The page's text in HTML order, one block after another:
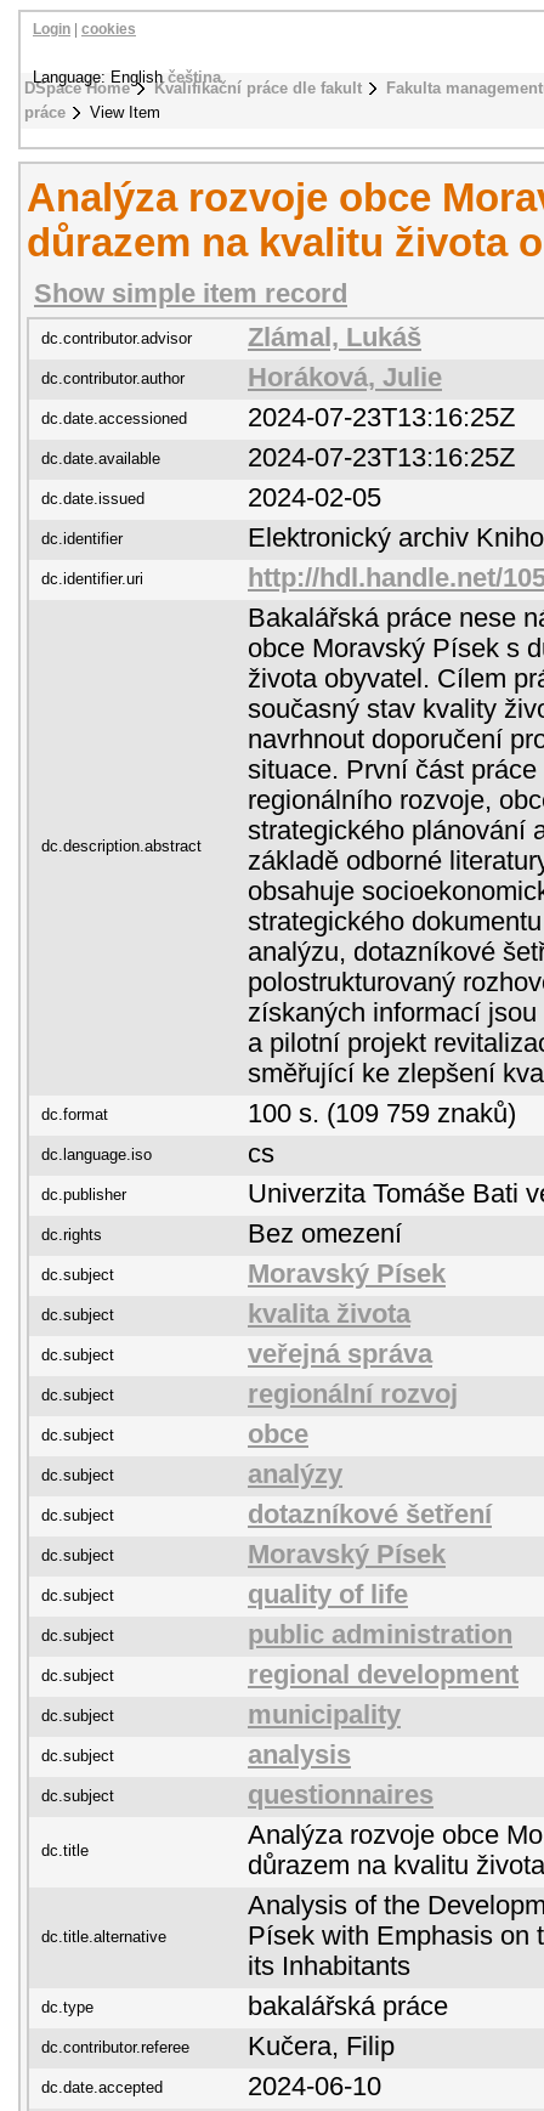
DSpace Home Kvalifikační práce dle fakult
Fakulta
práce
View Item
Login cookies
Language: Englishčeština
Analýza rozvoje obce
důrazem na kvalitu života
Show simple item record
dc.contributor.advisor Zlámal, Lukáš
dc.contributor.author Horáková, Julie
dc.date.accessioned 2024-07-23T13:16:25Z
dc.date.available 2024-07-23T13:16:25Z
dc.date.issued 2024-02-05
dc.identifier Elektronický archiv
dc.identifier.uri http://hdl.handle.net/
dc.description.abstract
Bakalářská práce nese
obce Moravský Písek s
života obyvatel. Cílem
současný stav kvality
navrhnout doporučení
situace. První část
regionálního rozvoje,
strategického plánování
základě odborné
obsahuje
strategického
analýzu, dotazníkové
polostrukturovaný
získaných informací
a pilotní projekt
směřující ke zlepšení
dc.format 100 s. (109 759 znaků)
dc.language.iso cs
dc.publisher Univerzita Tomáše Bati
dc.rights Bez omezení
dc.subject Moravský Písek
dc.subject kvalita života
dc.subject veřejná správa
dc.subject regionální rozvoj
dc.subject obce
dc.subject analýzy
dc.subject dotazníkové šetření
dc.subject Moravský Písek
dc.subject quality of life
dc.subject public administration
dc.subject regional development
dc.subject municipality
dc.subject analysis
dc.subject questionnaires
dc.title
Analýza rozvoje obce
důrazem na kvalitu
dc.title.alternative
Analysis of the
Písek with Emphasis on
its Inhabitants
dc.type bakalářská práce
dc.contributor.referee Kučera, Filip
dc.date.accepted 2024-06-10